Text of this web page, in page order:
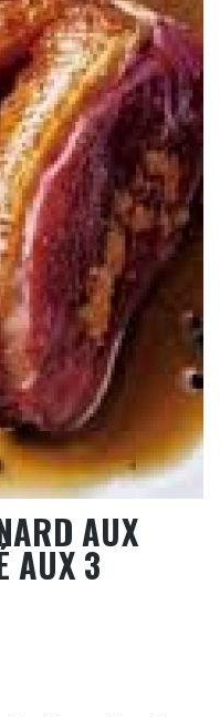
AUX
AUX 3